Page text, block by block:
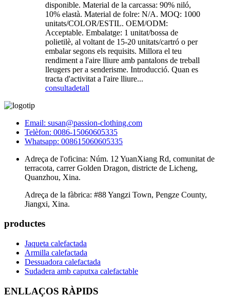
disponible. Material de la carcassa: 90% niló,
10% elastà. Material de folre: N/A. MOQ: 1000
unitats/COLOR/ESTIL. OEM/ODM:
Acceptable. Embalatge: 1 unitat/bossa de
polietilè, al voltant de 15-20 unitats/cartró o per
embalar segons els requisits. Millora el teu
rendiment a l'aire lliure amb pantalons de treball
lleugers per a senderisme. Introducció. Quan es
tracta d'activitat a l'aire lliure...
consultadetall
Email: susan@passion-clothing.com
Telèfon: 0086-15060605335
Whatsapp: 008615060605335
Adreça de l'oficina: Núm. 12 YuanXiang Rd, comunitat de
terracota, carrer Golden Dragon, districte de Licheng,
Quanzhou, Xina.
Adreça de la fàbrica: #88 Yangzi Town, Pengze County,
Jiangxi, Xina.
productes
Jaqueta calefactada
Armilla calefactada
Dessuadora calefactada
Sudadera amb caputxa calefactable
ENLLAÇOS RÀPIDS